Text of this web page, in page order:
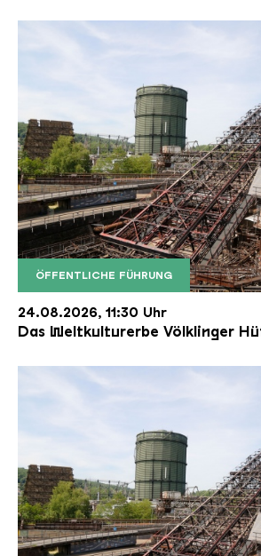
ÖFFENTLICHE FÜHRUNG
Der Erzschrägaufzug der
Copyright: Weltkulturerbe
24.08.2026, 11:30 Uhr
Das Weltkulturerbe Völklinger